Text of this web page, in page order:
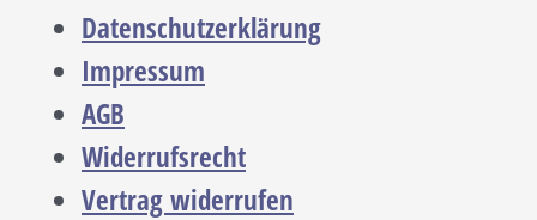
Datenschutzerklärung
Impressum
AGB
Widerrufsrecht
Vertrag widerrufen